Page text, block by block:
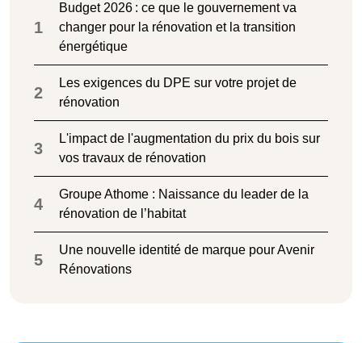
1
Budget 2026 : ce que le gouvernement va
changer pour la rénovation et la transition
énergétique
2
Les exigences du DPE sur votre projet de
rénovation
3
L'impact de l'augmentation du prix du bois sur
vos travaux de rénovation
4
Groupe Athome : Naissance du leader de la
rénovation de l’habitat
5
Une nouvelle identité de marque pour Avenir
Rénovations